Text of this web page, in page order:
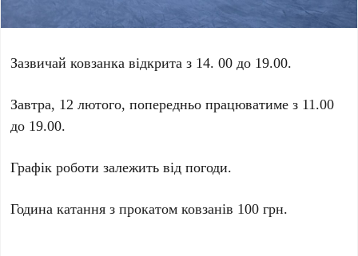
Зазвичай ковзанка відкрита з 14. 00 до 19.00.
Завтра, 12 лютого, попередньо працюватиме з 11.00
до 19.00.
Графік роботи залежить від погоди.
Година катання з прокатом ковзанів 100 грн.